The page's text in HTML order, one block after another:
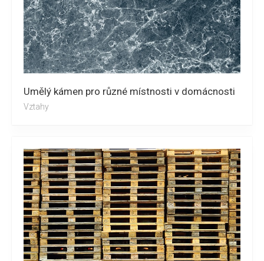
Umělý kámen pro různé místnosti v domácnosti
Vztahy